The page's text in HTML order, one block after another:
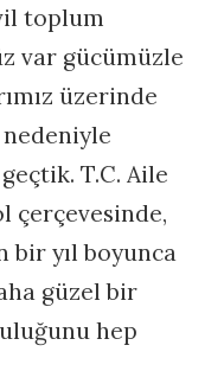
toplum
var gücümüzle
üzerinde
T.C. Aile
çerçevesinde,
bir yıl boyunca
güzel bir
hep